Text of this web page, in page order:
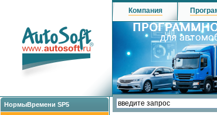
НормыВремени SP5
Компания